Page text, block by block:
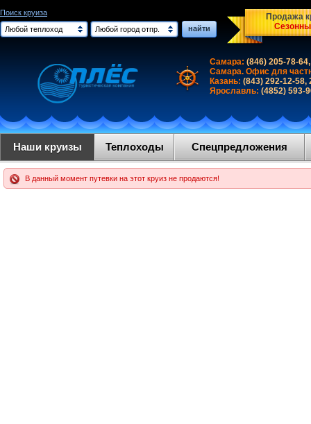
Поиск круиза
Любой теплоход
Любой город отпр. найти
Продажа
Самара: (846) 205-78-
Самара. Офис для
Казань: (843) 292-12-58,
Ярославль: (4852) 593-
Наши круизы Теплоходы Спецпредложения
В данный момент путевки на этот круиз не продаются!